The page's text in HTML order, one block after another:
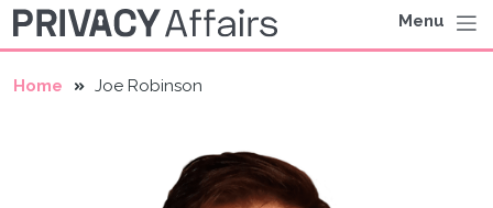
Menu
Home Joe Robinson